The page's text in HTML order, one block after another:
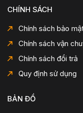
CHÍNH SÁCH
Chính sách bảo
Chính sách vận
Chính sách đổi trả
Quy định sử dụng
BẢN ĐỒ